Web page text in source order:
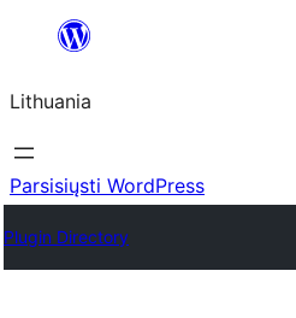
turinio
Lithuania
Parsisiųsti WordPress
Plugin Directory